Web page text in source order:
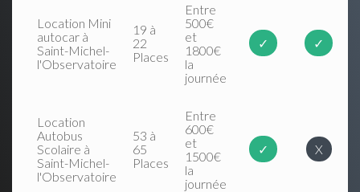
Location Mini
autocar à
Saint-Michel-
l'Observatoire
19 à
22
Places
Entre
500€
et
1800€
la
journée
✓ ✓
Location
Autobus
Scolaire à
Saint-Michel-
l'Observatoire
53 à
65
Places
Entre
600€
et
1500€
la
journée
✓ X